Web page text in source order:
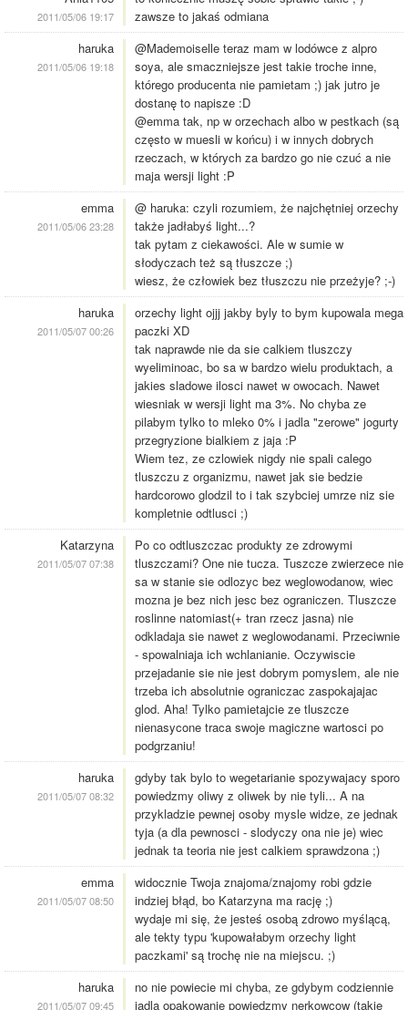
2011/05/06 19:17
zawsze to jakaś odmiana
haruka
2011/05/06 19:18
@Mademoiselle teraz mam w lodówce z alpro
soya, ale smaczniejsze jest takie troche inne,
którego producenta nie pamietam ;) jak jutro je
dostanę to napisze :D
@emma tak, np w orzechach albo w pestkach (są
często w muesli w końcu) i w innych dobrych
rzeczach, w których za bardzo go nie czuć a nie
maja wersji light :P
emma
2011/05/06 23:28
@ haruka: czyli rozumiem, że najchętniej orzechy
także jadłabyś light...?
tak pytam z ciekawości. Ale w sumie w
słodyczach też są tłuszcze ;)
wiesz, że człowiek bez tłuszczu nie przeżyje? ;-)
haruka
2011/05/07 00:26
orzechy light ojjj jakby byly to bym kupowala mega
paczki XD
tak naprawde nie da sie calkiem tluszczy
wyeliminoac, bo sa w bardzo wielu produktach, a
jakies sladowe ilosci nawet w owocach. Nawet
wiesniak w wersji light ma 3%. No chyba ze
pilabym tylko to mleko 0% i jadla "zerowe" jogurty
przegryzione bialkiem z jaja :P
Wiem tez, ze czlowiek nigdy nie spali calego
tluszczu z organizmu, nawet jak sie bedzie
hardcorowo glodzil to i tak szybciej umrze niz sie
kompletnie odtlusci ;)
Katarzyna
2011/05/07 07:38
Po co odtluszczac produkty ze zdrowymi
tluszczami? One nie tucza. Tuszcze zwierzece nie
sa w stanie sie odlozyc bez weglowodanow, wiec
mozna je bez nich jesc bez ograniczen. Tluszcze
roslinne natomiast(+ tran rzecz jasna) nie
odkladaja sie nawet z weglowodanami. Przeciwnie
- spowalniaja ich wchlanianie. Oczywiscie
przejadanie sie nie jest dobrym pomyslem, ale nie
trzeba ich absolutnie ograniczac zaspokajajac
glod. Aha! Tylko pamietajcie ze tluszcze
nienasycone traca swoje magiczne wartosci po
podgrzaniu!
haruka
2011/05/07 08:32
gdyby tak bylo to wegetarianie spozywajacy sporo
powiedzmy oliwy z oliwek by nie tyli... A na
przykladzie pewnej osoby mysle widze, ze jednak
tyja (a dla pewnosci - slodyczy ona nie je) wiec
jednak ta teoria nie jest calkiem sprawdzona ;)
emma
2011/05/07 08:50
widocznie Twoja znajoma/znajomy robi gdzie
indziej błąd, bo Katarzyna ma rację ;)
wydaje mi się, że jesteś osobą zdrowo myślącą,
ale tekty typu 'kupowałabym orzechy light
paczkami' są trochę nie na miejscu. ;)
haruka
2011/05/07 09:45
no nie powiecie mi chyba, ze gdybym codziennie
jadla opakowanie powiedzmy nerkowcow (takie